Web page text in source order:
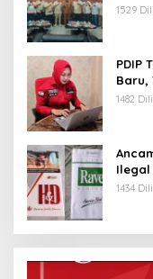
1529
PDIP
Baru,
1482
Ilegal
1434